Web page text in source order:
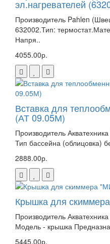
эл.нагревателей
Производитель Pahlen
632002.Тип:
Напря..
4055.00р.
Вставка для
(АТ 09.05М)
Производитель
Тип бассейна (облицовка)
2888.00р.
Крышка для
Производитель
Модель - крышка
5445.00р.